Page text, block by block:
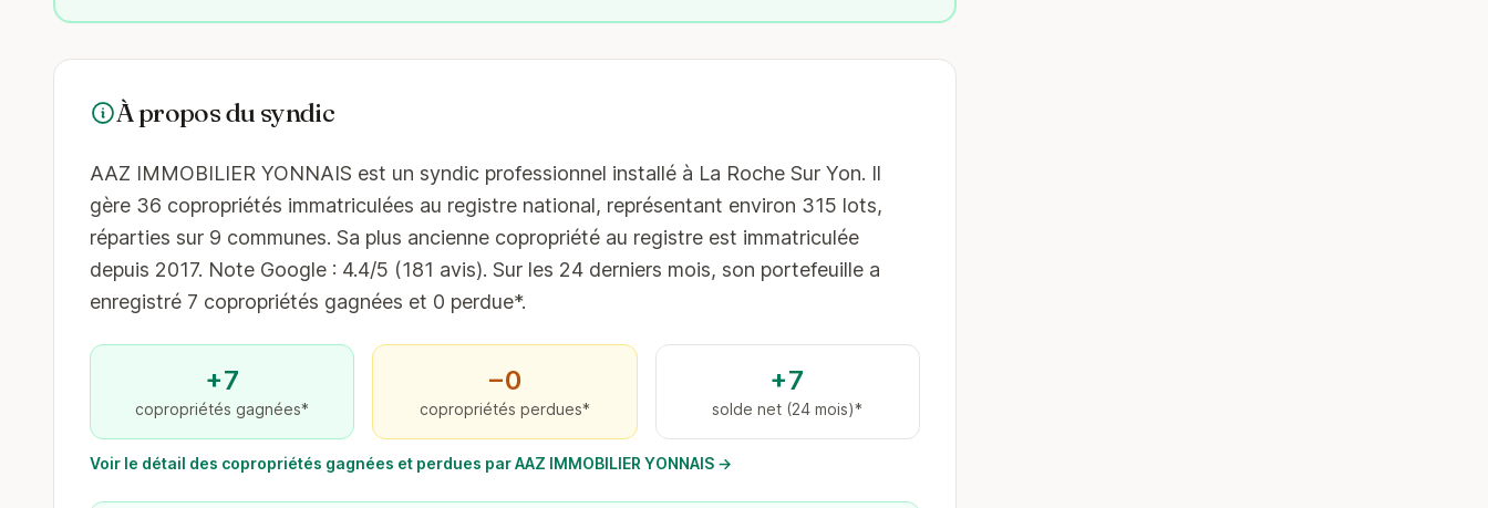
À propos du syndic
AAZ IMMOBILIER YONNAIS est un syndic professionnel installé à La Roche Sur Yon. Il
gère 36 copropriétés immatriculées au registre national, représentant environ 315 lots,
réparties sur 9 communes. Sa plus ancienne copropriété au registre est immatriculée
depuis 2017. Note Google : 4.4/5 (181 avis). Sur les 24 derniers mois, son portefeuille a
enregistré 7 copropriétés gagnées et 0 perdue*.
+7
copropriétés gagnées*
−0
copropriétés perdues*
+7
solde net (24 mois)*
Voir le détail des copropriétés gagnées et perdues par AAZ IMMOBILIER YONNAIS →